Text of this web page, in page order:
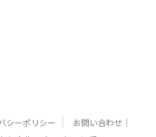
シーポリシー
お問い合わせ｜